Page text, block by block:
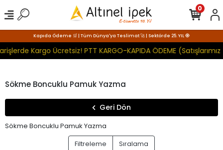
Kapıda Ödeme 🛒 | Tüm Dünya'ya Teslimat 🚀 | Sektörde 25. YIL 🧿
Kargo Ücretsiz! PTT KARGO-KAPIDA ÖDEME (Satışlarımız
0
Sökme Boncuklu Pamuk Yazma
Geri Dön
Sökme Boncuklu Pamuk Yazma
Filtreleme
Sıralama